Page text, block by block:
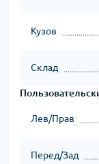
Кузов
Склад
Лев/Прав
Перед/Зад